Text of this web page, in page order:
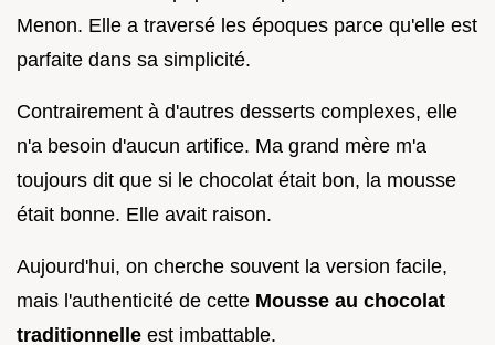
Menon. Elle a traversé les époques parce qu'elle est
parfaite dans sa simplicité.
Contrairement à d'autres desserts complexes, elle
n'a besoin d'aucun artifice. Ma grand mère m'a
toujours dit que si le chocolat était bon, la mousse
était bonne. Elle avait raison.
Aujourd'hui, on cherche souvent la version facile,
mais l'authenticité de cette Mousse au chocolat
traditionnelle est imbattable.